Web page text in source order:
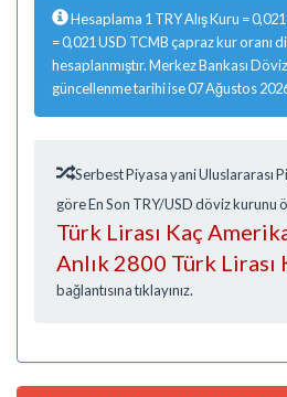
Hesaplama 1 TRY Alış Kuru =
= 0,021 USD TCMB çapraz kur oranı
hesaplanmıştır. Merkez Bankası
güncellenme tarihi ise 07 Ağustos
Serbest Piyasa yani Uluslararası
göre En Son TRY/USD döviz kurunu
Türk Lirası Kaç
Anlık 2800 Türk Lirası
bağlantısına tıklayınız.